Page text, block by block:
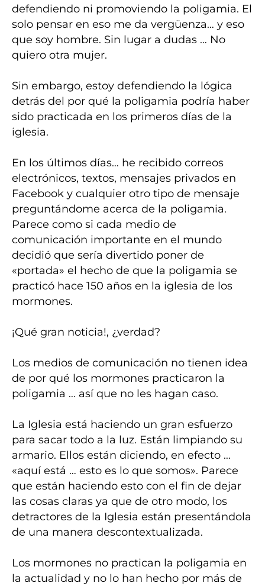
defendiendo ni promoviendo la poligamia. El
solo pensar en eso me da vergüenza… y eso
que soy hombre. Sin lugar a dudas … No
quiero otra mujer.
Sin embargo, estoy defendiendo la lógica
detrás del por qué la poligamia podría haber
sido practicada en los primeros días de la
iglesia.
En los últimos días… he recibido correos
electrónicos, textos, mensajes privados en
Facebook y cualquier otro tipo de mensaje
preguntándome acerca de la poligamia.
Parece como si cada medio de
comunicación importante en el mundo
decidió que sería divertido poner de
«portada» el hecho de que la poligamia se
practicó hace 150 años en la iglesia de los
mormones.
¡Qué gran noticia!, ¿verdad?
Los medios de comunicación no tienen idea
de por qué los mormones practicaron la
poligamia … así que no les hagan caso.
La Iglesia está haciendo un gran esfuerzo
para sacar todo a la luz. Están limpiando su
armario. Ellos están diciendo, en efecto …
«aquí está … esto es lo que somos». Parece
que están haciendo esto con el fin de dejar
las cosas claras ya que de otro modo, los
detractores de la Iglesia están presentándola
de una manera descontextualizada.
Los mormones no practican la poligamia en
la actualidad y no lo han hecho por más de